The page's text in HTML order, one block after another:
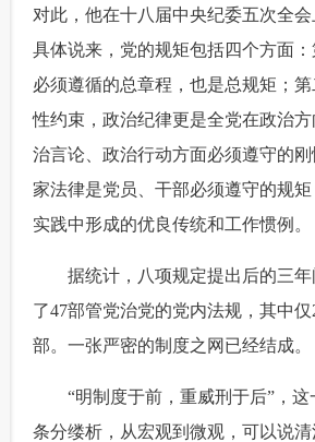
对此，他在十八届中央纪委五次全会
具体说来，党的规矩包括四个方面
必须遵循的总章程，也是总规矩；
性约束，政治纪律更是全党在政治
治言论、政治行动方面必须遵守的
家法律是党员、干部必须遵守的规
实践中形成的优良传统和工作惯例。
据统计，八项规定提出后的三年
了47部管党治党的党内法规，其中
部。一张严密的制度之网已经结成。
“明制度于前，重威刑于后”，这
条分缕析，从宏观到微观，可以说